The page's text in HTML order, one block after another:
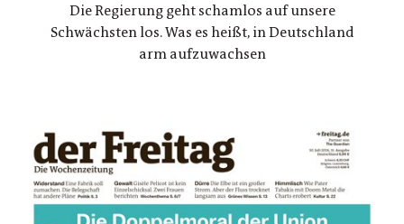
Die Regierung geht schamlos auf unsere
Schwächsten los. Was es heißt, in Deutschland
arm aufzuwachsen